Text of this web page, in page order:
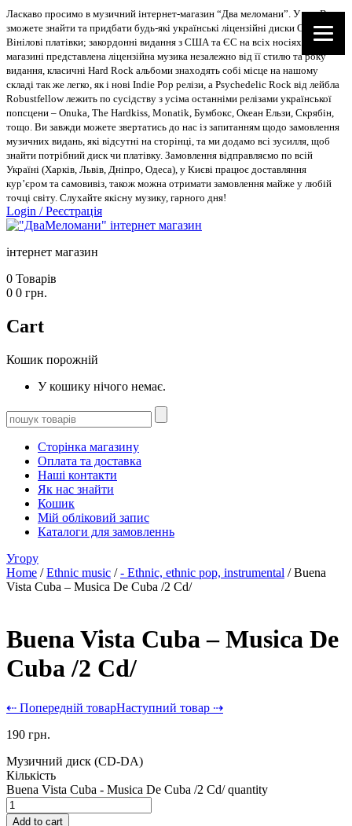
Ласкаво просимо в музичний інтернет-магазин “Два меломани”. У нас Ви
зможете знайти та придбати будь-які українські ліцензійні диски CD, DVD,
Вінілові платівки; закордонні видання з США та ЄС на всіх носіях. В
магазині представлена ліцензійна музика незалежно від її стилю та року
видання, класичні Hard Rock альбоми знаходять собі місце на нашому
складі так же легко, як і нові Indie Pop релізи, а Psychedelic Rock від лейбла
Robustfellow лежить по сусідству з усіма останніми релізами української
попсцени – Onuka, The Hardkiss, Monatik, Бумбокс, Океан Ельзи, Скрябін,
тощо. Ви завжди можете звертатись до нас із запитанням щодо замовлення
музичних видань, які відсутні на сторінці, та ми додамо всі зусилля, щоб
знайти потрібний диск чи платівку. Замовлення відправляємо по всій
Україні (Харків, Львів, Дніпро, Одеса), у Києві працює доставляння
кур’єром та самовивіз, також можна отримати замовлення майже у любій
точці світу. Слухайте якісну музику, гарного дня!
Login /Реєстрація
інтернет магазин
0 Товарів
0 0 грн.
Cart
Кошик порожній
У кошику нічого немає.
Сторінка магазину
Оплата та доставка
Наші контакти
Як нас знайти
Кошик
Мій обліковий запис
Каталоги для замовленнь
Угору
Home /Ethnic music /- Ethnic, ethnic pop, instrumental / Buena
Vista Cuba – Musica De Cuba /2 Cd/
Buena Vista Cuba – Musica De
Cuba /2 Cd/
⇠ Попередній товарНаступний товар ⇢
190 грн.
Музичний диск (CD-DA)
Кількість
Buena Vista Cuba - Musica De Cuba /2 Cd/ quantity
Add to cart